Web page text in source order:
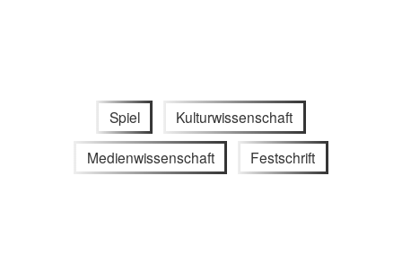
Spiel Kulturwissenschaft
Medienwissenschaft Festschrift